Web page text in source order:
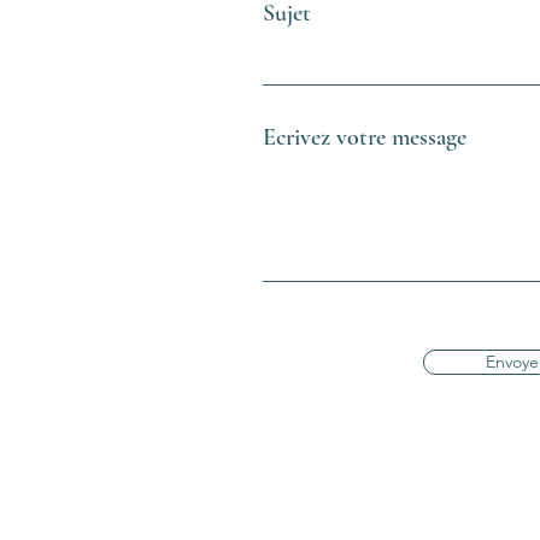
Sujet
Ecrivez votre message